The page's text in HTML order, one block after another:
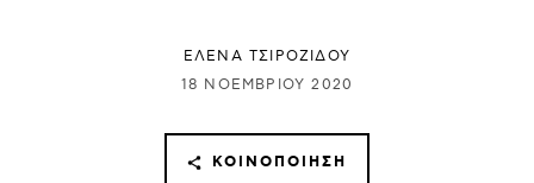
ΈΛΕΝΑ ΤΣΙΡΟΖΊΔΟΥ
18 ΝΟΕΜΒΡΊΟΥ 2020
ΚΟΙΝΟΠΟΊΗΣΗ